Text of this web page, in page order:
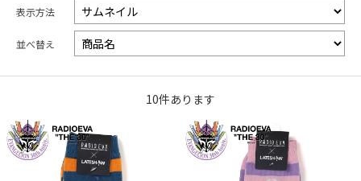
表示方法
並べ替え
10件あります